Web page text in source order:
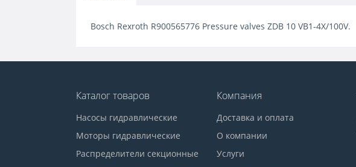
Bosch Rexroth R900565776 Pressure valves ZDB 10 VB1-4X/100V.
Каталог товаров
Насосы гидравлические
Моторы гидравлические
Распределители секционные
Компания
Доставка и оплата
О компании
Услуги